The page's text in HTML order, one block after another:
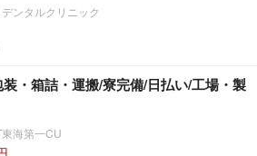
ンタルクリニック
・箱詰・運搬/寮完備/日払い/工場・製
海第一CU